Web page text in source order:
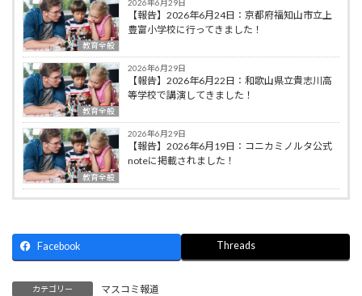
教育全般
2026年6月29日
【報告】2026年6月24日：京都府福知山市立上
豊富小学校に行ってきました！
教育全般
2026年6月29日
【報告】2026年6月22日：和歌山県立貴志川高
等学校で講演してきました！
教育全般
2026年6月29日
【報告】2026年6月19日：コニカミノルタ公式
noteに掲載されました！
Facebook Threads
カテゴリー マスコミ報道